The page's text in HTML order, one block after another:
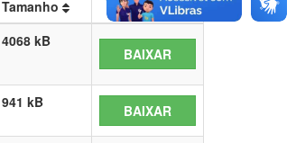
Tamanho
4068 kB
BAIXAR
941 kB BAIXAR